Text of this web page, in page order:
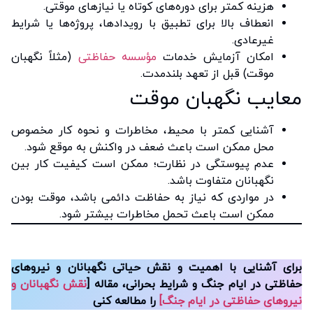
هزینه کمتر برای دوره‌های کوتاه یا نیازهای موقتی.
انعطاف بالا برای تطبیق با رویدادها، پروژه‌ها یا شرایط
غیرعادی.
امکان آزمایش خدمات مؤسسه حفاظتی (مثلاً نگهبان
موقت) قبل از تعهد بلندمدت.
معایب نگهبان موقت
آشنایی کمتر با محیط، مخاطرات و نحوه کار مخصوص
محل ممکن است باعث ضعف در واکنش به موقع شود.
عدم پیوستگی در نظارت؛ ممکن است کیفیت کار بین
نگهبانان متفاوت باشد.
در مواردی که نیاز به حفاظت دائمی باشد، موقت بودن
ممکن است باعث تحمل مخاطرات بیشتر شود.
برای آشنایی با اهمیت و نقش حیاتی نگهبانان و نیروهای
حفاظتی در ایام جنگ و شرایط بحرانی، مقاله [نقش نگهبانان و
نیروهای حفاظتی در ایام جنگ] را مطالعه کنی